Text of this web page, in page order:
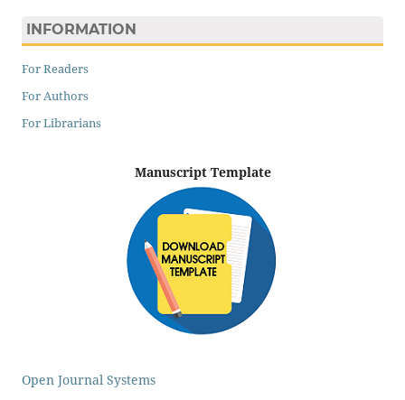
INFORMATION
For Readers
For Authors
For Librarians
Manuscript Template
Open Journal Systems